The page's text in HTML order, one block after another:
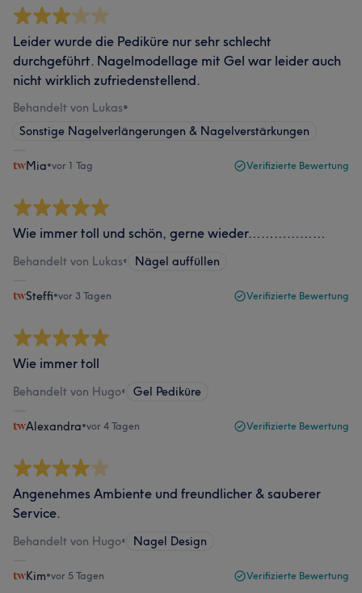
Leider wurde die Pediküre nur sehr schlecht
durchgeführt. Nagelmodellage mit Gel war leider auch
nicht wirklich zufriedenstellend.
Behandelt von Lukas•
Sonstige Nagelverlängerungen & Nagelverstärkungen
Mia•vor 1 Tag Verifizierte Bewertung
Wie immer toll und schön, gerne wieder………………
Behandelt von Lukas• Nägel auffüllen
Steffi•vor 3 Tagen Verifizierte Bewertung
Wie immer toll
Behandelt von Hugo• Gel Pediküre
Alexandra•vor 4 Tagen Verifizierte Bewertung
Angenehmes Ambiente und freundlicher & sauberer
Service.
Behandelt von Hugo• Nagel Design
Kim•vor 5 Tagen Verifizierte Bewertung